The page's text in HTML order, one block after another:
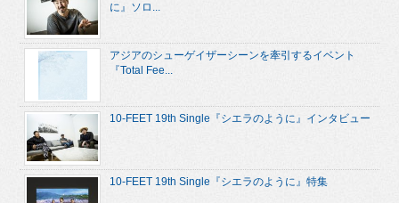
に』ソロ...
アジアのシューゲイザーシーンを牽引するイベント
『Total Fee...
10-FEET 19th Single『シエラのように』インタビュー
10-FEET 19th Single『シエラのように』特集